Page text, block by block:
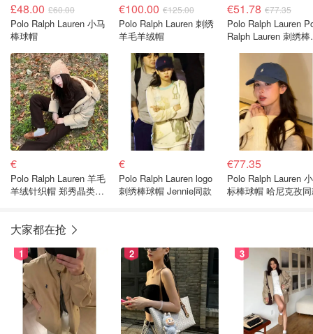
£48.00 £60.00
Polo Ralph Lauren 小马
棒球帽
€100.00 €125.00
Polo Ralph Lauren 刺绣
羊毛羊绒帽
€51.78 €77.35
Polo Ralph Lauren
Ralph Lauren 刺绣棒
€
Polo Ralph Lauren 羊毛
羊绒针织帽 郑秀晶类似
€
Polo Ralph Lauren logo
刺绣棒球帽 Jennie同款
€77.35
Polo Ralph Lauren
标棒球帽 哈尼克孜
大家都在抢
1 2 3